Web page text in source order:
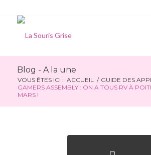
Blog - A la une
VOUS ÊTES ICI : ACCUEIL / GUIDE DES
GAMERS ASSEMBLY : ON A TOUS RV À
MARS !